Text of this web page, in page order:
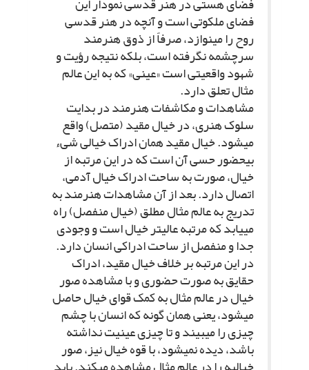
فضاى ملکوتى است و آنچه در هنر قدسى
روح را مى‏نوازد، صرفاً از ذوق هنرمند
سرچشمه نگرفته است، بلکه نتیجه رؤیت و
شهود واقعیتى است «عینى» که به این عالم
مثال تعلق دارد.
مشاهدات و مکاشفات هنرمند در بدایت
سلوک هنرى، در خیال مقید (متصل) واقع
مى‏شود. خیال مقید همان ادراک خیالى شى‏ء
بى‏حضور حسى آن است که در این مرتبه از
خیال، صورت به ساحت ادراک خیال آدمى،
اتصال دارد. بعد از آن مشاهدات هنرمند به
تدریج به عالم مثال مطلق (خیال منفصل) راه
مى‏یابد که مرتبه عالى‏تر خیال است و وجودى
جدا و منفصل از ساحت ادراکى انسان دارد.
در این مرتبه بر خلاف خیال مقید، ادراک
حقایق به صورت حضورى و با مشاهده صور
خیال در عالم مثال به کمک قواى خیال حاصل
مى‏شود، یعنى همان گونه که انسان با چشم
چیزى را مى‏بیند و تا چیزى عینیت نداشته
باشد، دیده نمى‏شود، با قوه خیال نیز، صور